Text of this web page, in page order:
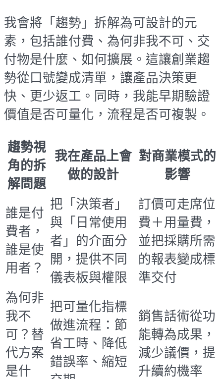
我會將「趨勢」拆解為可設計的元
素，包括誰付費、為何非我不可、交
付物是什麼、如何擴展。這讓創業趨
勢從口號變成清單，讓產品決策更
快、更少返工。同時，我能早期驗證
價值是否可量化，流程是否可複製。
趨勢視
角的拆
解問題
我在產品上會
做的設計
對商業模式的
影響
誰是付
費者，
誰是使
用者？
把「決策者」
與「日常使用
者」的介面分
開，提供不同
儀表板與權限
訂價可走席位
費＋用量費，
並把採購所需
的報表變成標
準交付
為何非
我不
可？替
代方案
是什
把可量化指標
做進流程：節
省工時、降低
錯誤率、縮短
銷售話術從功
能轉為成果，
減少議價，提
升續約機率